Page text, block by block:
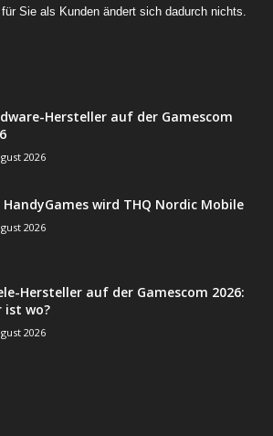
Sie als Kunden ändert sich dadurch nichts.
Hersteller auf der Gamescom
2026
HandyGames wird THQ Nordic Mobile
2026
Hersteller auf der Gamescom 2026:
ist wo?
2026